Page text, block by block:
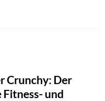
Crunchy: Der
Fitness- und